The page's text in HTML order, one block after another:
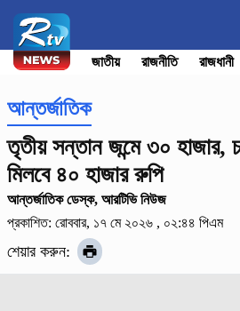
জাতীয় রাজনীতি রাজধানী
আন্তর্জাতিক
তৃতীয় সন্তান জন্মে ৩০ হাজার,
মিলবে ৪০ হাজার রুপি
আন্তর্জাতিক ডেস্ক, আরটিভি নিউজ
প্রকাশিত: রোববার, ১৭ মে ২০২৬ , ০২:৪৪ পিএম
শেয়ার করুন: